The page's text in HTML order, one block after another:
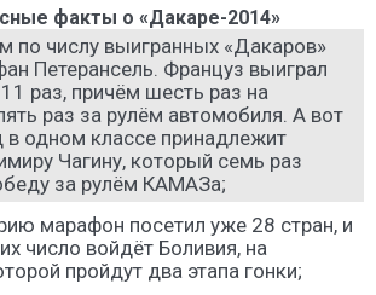
факты о «Дакаре-2014»
по числу выигранных «Дакаров»
Петерансель. Француз выиграл
раз, причём шесть раз на
раз за рулём автомобиля. А вот
в одном классе принадлежит
Чагину, который семь раз
за рулём КАМАЗа;
марафон посетил уже 28 стран, и
число войдёт Боливия, на
пройдут два этапа гонки;